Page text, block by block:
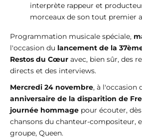
interprète rappeur et
morceaux de son tout premier
Programmation musicale spéciale,
l'occasion du lancement de la
Restos du Cœur avec, bien sûr, des
directs et des interviews.
Mercredi 24 novembre, à l'occasion
anniversaire de la disparition de
journée hommage pour écouter,
chansons du chanteur-compositeur,
groupe, Queen.